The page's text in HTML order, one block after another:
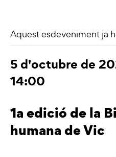
Aquest esdeveniment ja
5 d'octubre de
14:00
1a edició de la
humana de Vic